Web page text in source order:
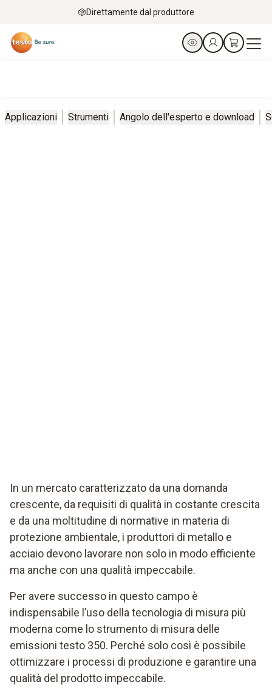
Direttamente dal produttore
Applicazioni Strumenti Angolo dell'esperto e download
In un mercato caratterizzato da una domanda
crescente, da requisiti di qualità in costante crescita
e da una moltitudine di normative in materia di
protezione ambientale, i produttori di metallo e
acciaio devono lavorare non solo in modo efficiente
ma anche con una qualità impeccabile.
Per avere successo in questo campo è
indispensabile l’uso della tecnologia di misura più
moderna come lo strumento di misura delle
emissioni testo 350. Perché solo così è possibile
ottimizzare i processi di produzione e garantire una
qualità del prodotto impeccabile.